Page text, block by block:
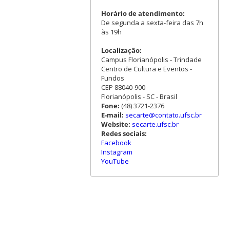
Horário de atendimento:
De segunda a sexta-feira das 7h
às 19h
Localização:
Campus Florianópolis - Trindade
Centro de Cultura e Eventos -
Fundos
CEP 88040-900
Florianópolis - SC - Brasil
Fone: (48) 3721-2376
E-mail: secarte@contato.ufsc.br
Website: secarte.ufsc.br
Redes sociais:
Facebook
Instagram
YouTube